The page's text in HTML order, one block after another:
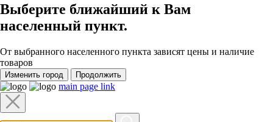
Выберите ближайший к Вам
населенный пункт.
От выбранного населенного пункта зависят цены и наличие
товаров
Изменить город Продолжить
main page link